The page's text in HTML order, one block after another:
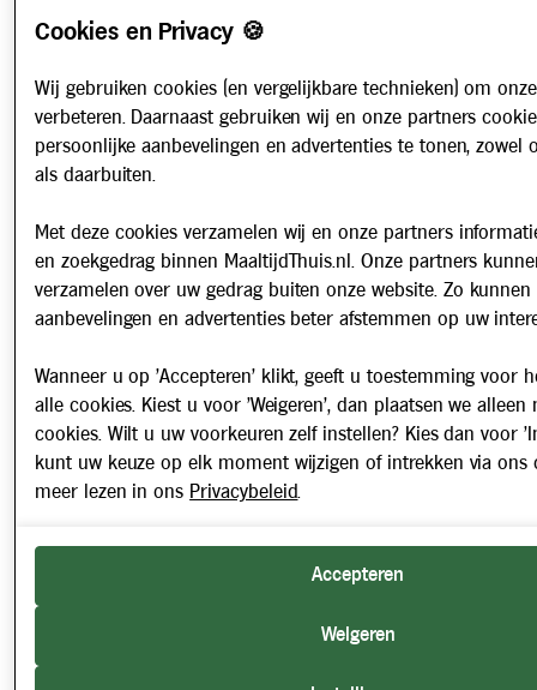
Cookies en Privacy 🍪
Wij gebruiken cookies (en vergelijkbare technieken) om
verbeteren. Daarnaast gebruiken wij en onze partners
persoonlijke aanbevelingen en advertenties te tonen, zowel
als daarbuiten.
Met deze cookies verzamelen wij en onze partners
en zoekgedrag binnen MaaltijdThuis.nl. Onze partners
verzamelen over uw gedrag buiten onze website. Zo kunnen
aanbevelingen en advertenties beter afstemmen op uw
Wanneer u op 'Accepteren' klikt, geeft u toestemming voor
alle cookies. Kiest u voor 'Weigeren', dan plaatsen we alleen
cookies. Wilt u uw voorkeuren zelf instellen? Kies dan voor
kunt uw keuze op elk moment wijzigen of intrekken via ons
meer lezen in ons Privacybeleid.
Accepteren
Weigeren